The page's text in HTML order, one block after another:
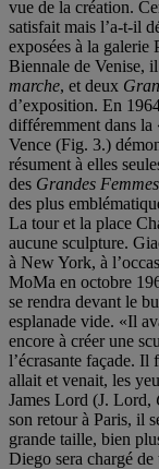
vue de la création.
satisfait mais l’a-t-il
exposées à la galerie
Biennale de Venise,
marche, et deux
d’exposition. En
différemment dans
Vence (Fig. 3.)
résument à elles
des Grandes Femmes
des plus
La tour et la place
aucune sculpture.
à New York, à
MoMa en octobre
se rendra devant le
esplanade vide. «Il
encore à créer une
l’écrasante façade.
allait et venait, les
James Lord (J. Lord,
son retour à Paris, il
grande taille, bien
Diego sera chargé